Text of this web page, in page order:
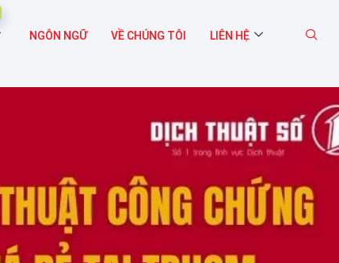
NGÔN NGỮ VỀ CHÚNG TÔI LIÊN HỆ